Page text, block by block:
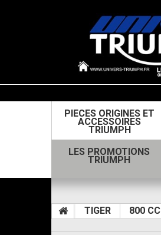
PIECES ORIGINES ET
ACCESSOIRES
TRIUMPH
LES PROMOTIONS
TRIUMPH
TIGER 800 CC